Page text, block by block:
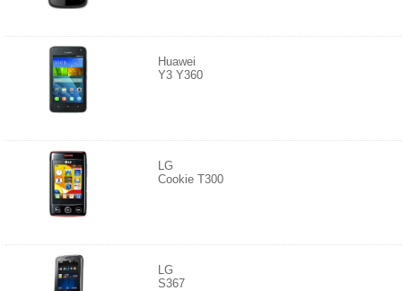
Huawei
Y3 Y360
LG
Cookie T300
LG
S367